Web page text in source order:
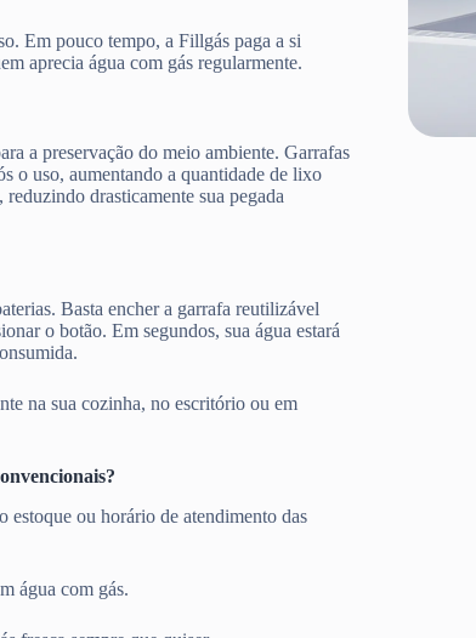
Em pouco tempo, a Fillgás paga a si
aprecia água com gás regularmente.
a preservação do meio ambiente. Garrafas
o uso, aumentando a quantidade de lixo
drasticamente sua pegada
Basta encher a garrafa reutilizável
o botão. Em segundos, sua água estará
na sua cozinha, no escritório ou em
estoque ou horário de atendimento das
água com gás.